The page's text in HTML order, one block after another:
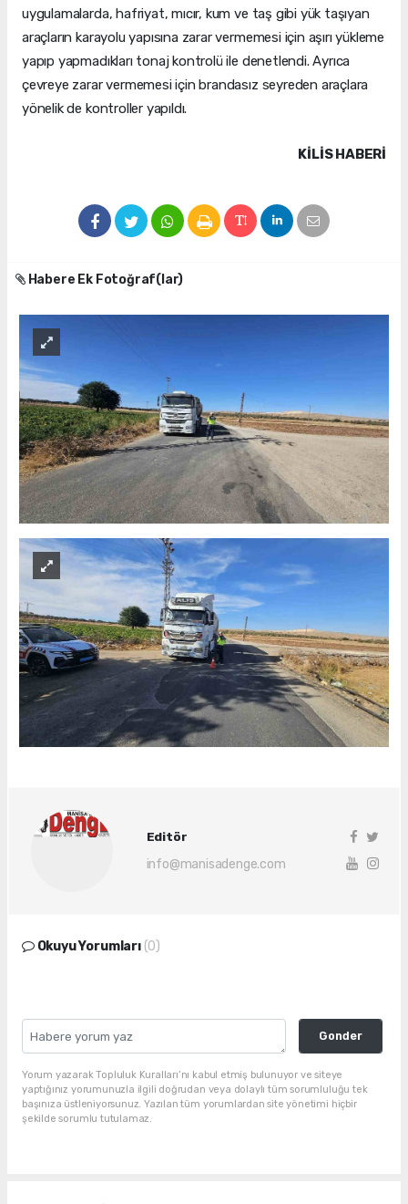
uygulamalarda, hafriyat, mıcır, kum ve taş gibi yük taşıyan
araçların karayolu yapısına zarar vermemesi için aşırı yükleme
yapıp yapmadıkları tonaj kontrolü ile denetlendi. Ayrıca
çevreye zarar vermemesi için brandasız seyreden araçlara
yönelik de kontroller yapıldı.
KILIS HABERİ
Habere Ek Fotoğraf(lar)
Editör
info@manisadenge.com
Okuyu Yorumları (0)
Gonder
Yorum yazarak Topluluk Kuralları’nı kabul etmiş bulunuyor ve siteye
yaptığınız yorumunuzla ilgili doğrudan veya dolaylı tüm sorumluluğu tek
başınıza üstleniyorsunuz. Yazılan tüm yorumlardan site yönetimi hiçbir
şekilde sorumlu tutulamaz.